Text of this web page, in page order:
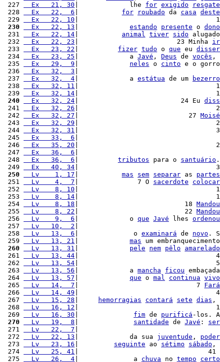
227
  Ex   21, 30
|             lhe for exigido
resgate
228
  Ex   22,  6
for roubado da casa deste
229
  Ex   22, 10
|
230
  Ex   22, 13
estando presente o dono
231
  Ex   22, 14
animal tiver sido
232
  Ex   22, 23
|                         23 Minha
233
  Ex   23, 22
fizer tudo o que eu disser
234
  Ex   23, 25
|             a Javé , Deus de vocês ,
235
  Ex   29,  9
neles o cinto e o
236
  Ex   32,  3
237
  Ex   32,  4
|             a estátua de um
bezerro
238
  Ex   32, 11
|
239
  Ex   32, 14
|
240
  Ex   32, 24
|                          24 Eu
241
  Ex   32, 26
|
242
  Ex   32, 27
|                            27
243
  Ex   32, 29
|
244
  Ex   32, 31
|
245
  Ex   33,  6
246
  Ex   35, 20
|
247
  Ex   36,  6
248
  Ex   36,  6
tributos para o santuário
249
  Ex   40, 34
|
250
  Lv    1, 17
mas sem separar as partes
251
  Lv    4,  7
|               7 O sacerdote
252
  Lv    8, 10
|
253
  Lv    8, 14
|
254
  Lv    8, 18
|                           18 Mandou
255
  Lv    8, 22
|                           22 Mandou
256
  Lv    9,  6
|             o que Javé lhes ordenou
257
  Lv   10,  2
258
  Lv   13,  6
|              o examinará de novo .
259
  Lv   13, 21
mas um
260
  Lv   13, 31
pele nem pêlo
amarelado
261
  Lv   13, 44
|
262
  Lv   13, 54
|
263
  Lv   13, 56
|             a mancha ficou
264
  Lv   13, 57
que o mal continua vivo
265
  Lv   14,  7
|                              7 Fará
266
  Lv   14, 49
|
267
  Lv   15, 28
hemorragias contará sete dias ,
268
  Lv   16, 12
|
269
  Lv   16, 30
fim de purificá -los.
270
  Lv   19,  8
santidade de Javé :
271
  Lv   22,  7
272
  Lv   22, 13
|             da sua juventude ,
273
  Lv   23, 16
seguinte ao sétimo sábado ,
274
  Lv   25, 41
|                                 41
275
  Lv   26,  4
|              a chuva no tempo
certo